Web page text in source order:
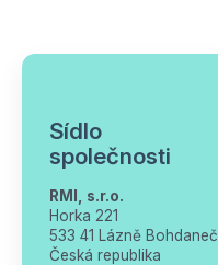
Sídlo
společnosti
RMI, s.r.o.
Horka 221
533 41 Lázně Bohdaneč
Česká republika